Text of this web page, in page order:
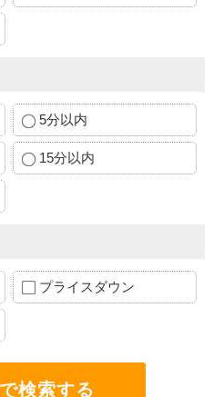
5分以内
15分以内
プライスダウン